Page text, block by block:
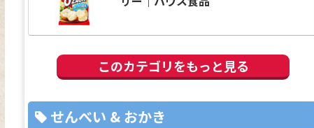
このカテゴリをもっと見る
せんべい & おかき